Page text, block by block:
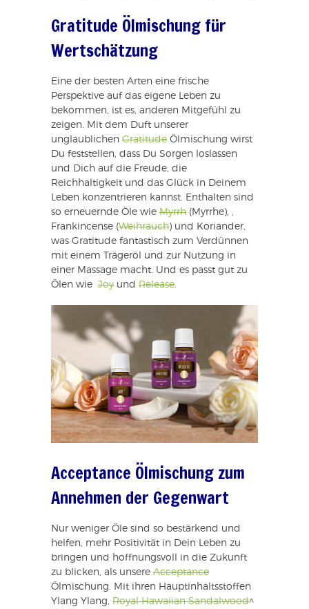
Gratitude Ölmischung für
Wertschätzung
Eine der besten Arten eine frische
Perspektive auf das eigene Leben zu
bekommen, ist es, anderen Mitgefühl zu
zeigen. Mit dem Duft unserer
unglaublichen Gratitude Ölmischung wirst
Du feststellen, dass Du Sorgen loslassen
und Dich auf die Freude, die
Reichhaltigkeit und das Glück in Deinem
Leben konzentrieren kannst. Enthalten sind
so erneuernde Öle wie Myrrh (Myrrhe), ,
Frankincense (Weihrauch) und Koriander,
was Gratitude fantastisch zum Verdünnen
mit einem Trägeröl und zur Nutzung in
einer Massage macht. Und es passt gut zu
Ölen wie Joy und Release.
Acceptance Ölmischung zum
Annehmen der Gegenwart
Nur weniger Öle sind so bestärkend und
helfen, mehr Positivität in Dein Leben zu
bringen und hoffnungsvoll in die Zukunft
zu blicken, als unsere Acceptance
Ölmischung. Mit ihren Hauptinhaltsstoffen
Ylang Ylang, Royal Hawaiian Sandalwood^